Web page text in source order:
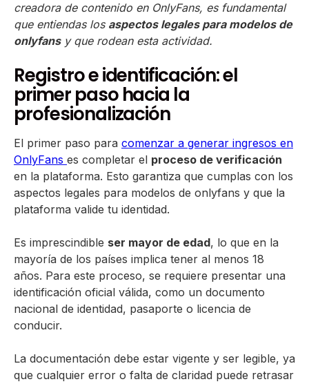
creadora de contenido en OnlyFans, es fundamental
que entiendas los aspectos legales para modelos de
onlyfansy que rodean esta actividad.
Registro e identificación: el
primer paso hacia la
profesionalización
El primer paso para comenzar a generar ingresos en
OnlyFans es completar el proceso de verificación
en la plataforma. Esto garantiza que cumplas con los
aspectos legales para modelos de onlyfans y que la
plataforma valide tu identidad.
Es imprescindible ser mayor de edad, lo que en la
mayoría de los países implica tener al menos 18
años. Para este proceso, se requiere presentar una
identificación oficial válida, como un documento
nacional de identidad, pasaporte o licencia de
conducir.
La documentación debe estar vigente y ser legible, ya
que cualquier error o falta de claridad puede retrasar